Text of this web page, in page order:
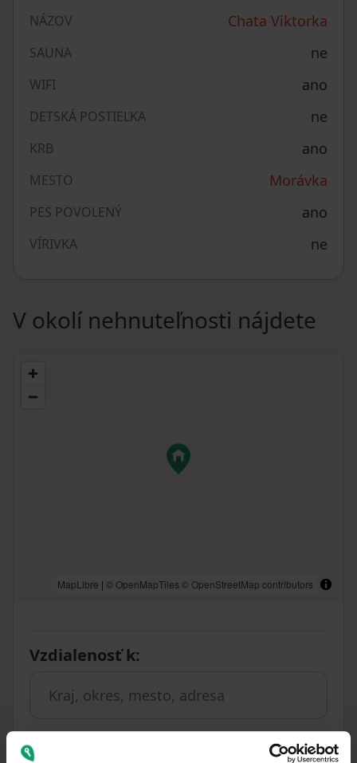
NÁZOV Chata Viktorka
SAUNA ne
WIFI ano
DETSKÁ POSTIEĽKA ne
KRB ano
MESTO Morávka
PES POVOLENÝ ano
VÍRIVKA ne
V okolí nehnuteľnosti nájdete
MapLibre | © OpenMapTiles © OpenStreetMap contributors
Vzdialenosť k: